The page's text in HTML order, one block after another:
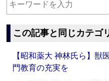
この記事と同じカテゴ
【昭和薬大 神林氏ら】獣
門教育の充実を